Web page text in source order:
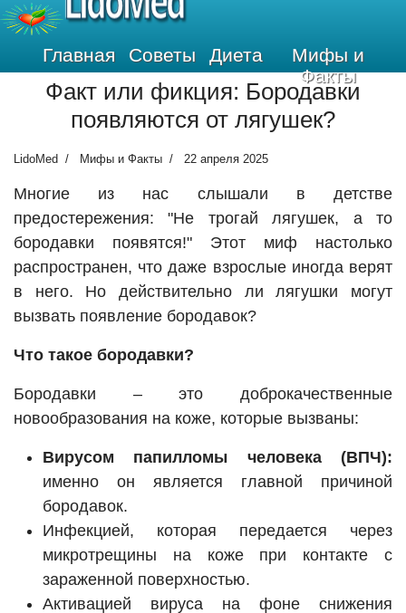
Главная Советы Диета
Мифы и
Факты
Факт или фикция: Бородавки
появляются от лягушек?
LidoMed Мифы и Факты 22 апреля 2025
Многие из нас слышали в детстве
предостережения: "Не трогай лягушек, а то
бородавки появятся!" Этот миф настолько
распространен, что даже взрослые иногда верят
в него. Но действительно ли лягушки могут
вызвать появление бородавок?
Что такое бородавки?
Бородавки – это доброкачественные
новообразования на коже, которые вызваны:
Вирусом папилломы человека (ВПЧ):
именно он является главной причиной
бородавок.
Инфекцией, которая передается через
микротрещины на коже при контакте с
зараженной поверхностью.
Активацией вируса на фоне снижения